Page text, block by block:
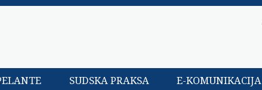
SUDSKA PRAKSA E-KOMUNIKACIJA